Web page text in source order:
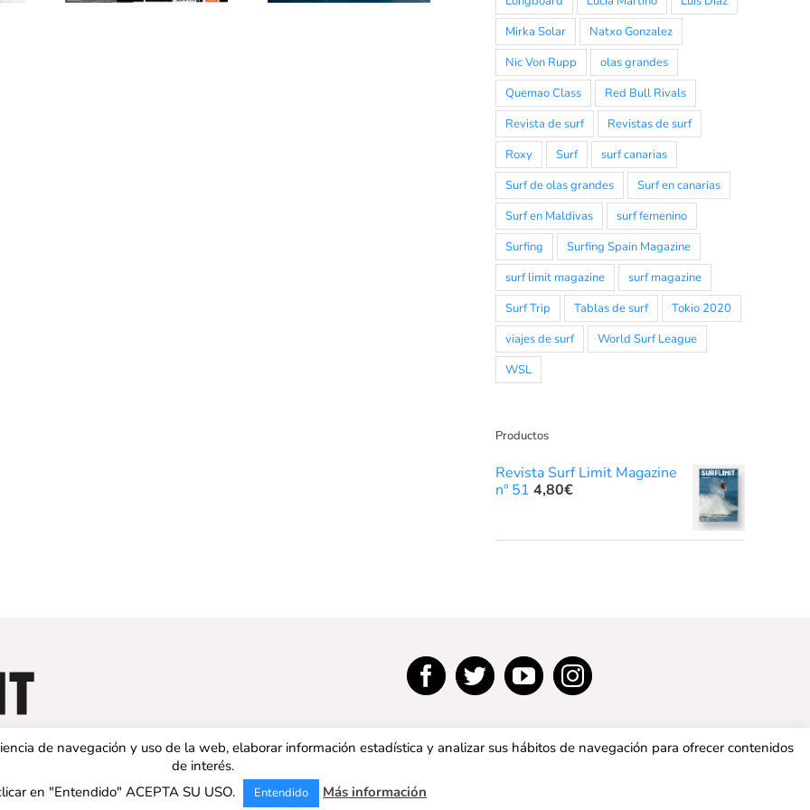
Mirka Solar
Natxo Gonzalez
Nic Von Rupp
olas grandes
Quemao Class
Red Bull Rivals
Revista de surf
Revistas de surf
Roxy
Surf
surf canarias
Surf de olas grandes
Surf en canarias
Surf en Maldivas
surf femenino
Surfing
Surfing Spain Magazine
surf limit magazine
surf magazine
Surf Trip
Tablas de surf
Tokio 2020
viajes de surf
World Surf League
WSL
Productos
Revista Surf Limit Magazine
nº 51 4,80€
de navegación y uso de la web, elaborar información estadística y analizar sus hábitos de navegación para ofrecer contenidos
de interés.
en "Entendido" ACEPTA SU USO.
Entendido Más información